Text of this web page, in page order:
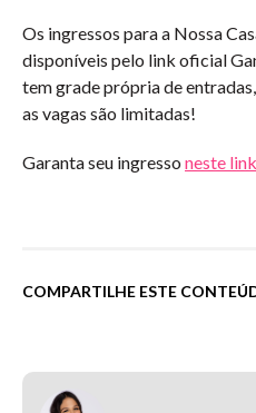
Os ingressos para a Nossa
disponíveis pelo link oficial
tem grade própria de
as vagas são limitadas!
Garanta seu ingresso neste
COMPARTILHE ESTE